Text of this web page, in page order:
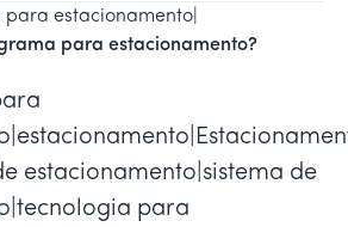
para estacionamento
para estacionamento?
estacionamento|sistema de
para